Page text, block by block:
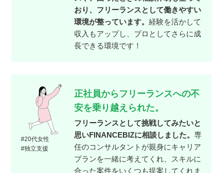
おり、フリーランスとして働きやすい
環境が整っています。 経験を活かして
収入もアップし、プロとしてさらに成
長できる環境です！
#20代女性
#独立支援
正社員からフリーランスへの不
安を乗り越えられた。
フリーランスとして挑戦してみたいと
思いFINANCEBIZに相談しました。 専
任のコンサルタントが親身にキャリア
プランを一緒に考えてくれ、スキルに
合った案件をいくつも提案してくれま